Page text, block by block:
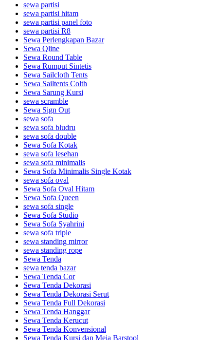
sewa partisi
sewa partisi hitam
sewa partisi panel foto
sewa partisi R8
Sewa Perlengkapan Bazar
Sewa Qline
Sewa Round Table
Sewa Rumput Sintetis
Sewa Sailcloth Tents
Sewa Sailtents Colth
Sewa Sarung Kursi
sewa scramble
Sewa Sign Out
sewa sofa
sewa sofa bludru
sewa sofa double
Sewa Sofa Kotak
sewa sofa lesehan
sewa sofa minimalis
Sewa Sofa Minimalis Single Kotak
sewa sofa oval
Sewa Sofa Oval Hitam
Sewa Sofa Queen
sewa sofa single
Sewa Sofa Studio
Sewa Sofa Syahrini
sewa sofa triple
sewa standing mirror
sewa standing rope
Sewa Tenda
sewa tenda bazar
Sewa Tenda Cor
Sewa Tenda Dekorasi
Sewa Tenda Dekorasi Serut
Sewa Tenda Full Dekorasi
Sewa Tenda Hanggar
Sewa Tenda Kerucut
Sewa Tenda Konvensional
Sewa Tenda Kursi dan Meja Barstool